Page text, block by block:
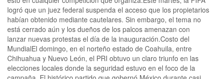
logró que un juez federal suspenda el acceso que los propietarios
habían obtenido mediante cautelares. Sin embargo, el tema no
está cerrado aún y los dueños de los palcos amenazan con
lanzar nuevas protestas el día de la inauguración.Costo del
MundialEl domingo, en el norteño estado de Coahuila, entre
Chihuahua y Nuevo León, el PRI obtuvo un claro triunfo en las
elecciones locales donde la seguridad estuvo en el foco de la